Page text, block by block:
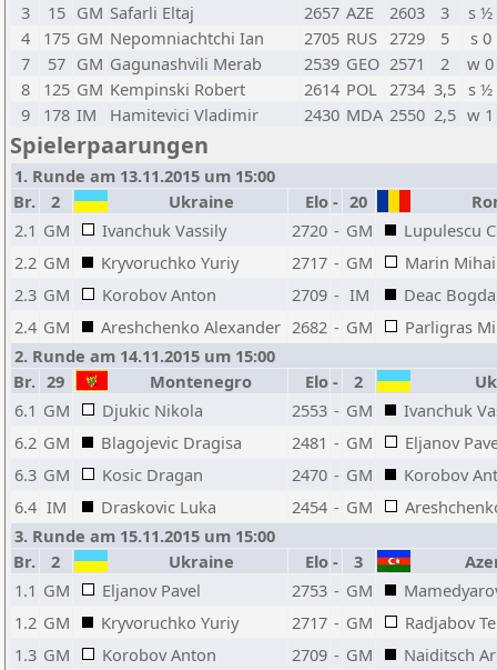
3
15 GM Safarli Eltaj 2657 AZE 2603 3
s ½
4
175 GM Nepomniachtchi Ian 2705 RUS 2729 5
s 0
7
57 GM Gagunashvili Merab 2539 GEO 2571 2
w 0
8
125 GM Kempinski Robert 2614 POL 2734 3,5 s ½
9
178 IM Hamitevici Vladimir 2430 MDA 2550 2,5 w 1
Spielerpaarungen
1. Runde am 13.11.2015 um 15:00
Br.
2 Ukraine Elo - 20
2.1 GM Ivanchuk Vassily 2720 - GM
Lupulescu
2.2 GM Kryvoruchko Yuriy 2717 - GM
Marin
2.3 GM Korobov Anton 2709 - IM
Deac
2.4 GM Areshchenko Alexander 2682 - GM
Parligras
2. Runde am 14.11.2015 um 15:00
Br. 29 Montenegro Elo - 2
6.1 GM Djukic Nikola 2553 - GM
Ivanchuk
6.2 GM Blagojevic Dragisa 2481 - GM
Eljanov
6.3 GM Kosic Dragan 2470 - GM
Korobov
6.4 IM Draskovic Luka 2454 - GM
3. Runde am 15.11.2015 um 15:00
Br.
2 Ukraine Elo - 3
1.1 GM Eljanov Pavel 2753 - GM
1.2 GM Kryvoruchko Yuriy 2717 - GM
Radjabov
1.3 GM Korobov Anton 2709 - GM
Naiditsch